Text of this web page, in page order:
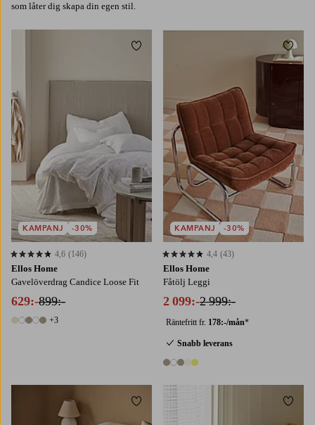
som låter dig skapa din egen stil.
Ellos Home
Gavelöverdrag Candice Loose Fit
629:-899:-
8 färger
+3
4,6 baserat på 146 st betyg
4,6 (146)
KAMPANJ -30%
Lägg till i favoriter
Ellos Home
Fåtölj Leggi
2 099:-2 999:-
Räntefritt fr. 178:-/mån*
Snabb leverans
5 färger
4,4 baserat på 43 st betyg
4,4 (43)
KAMPANJ -30%
Lägg till i favoriter